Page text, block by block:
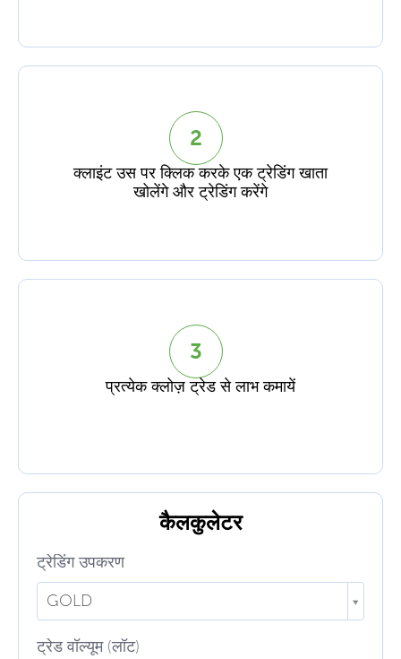
2
क्लाइंट उस पर क्लिक करके एक ट्रेडिंग खाता
खोलेंगे और ट्रेडिंग करेंगे
3
प्रत्येक क्लोज़ ट्रेड से लाभ कमायें
कैलकुलेटर
ट्रेडिंग उपकरण
GOLD
ट्रेड वॉल्यूम (लॉट)